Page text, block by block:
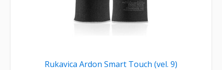
Rukavica Ardon Smart Touch (vel. 9)